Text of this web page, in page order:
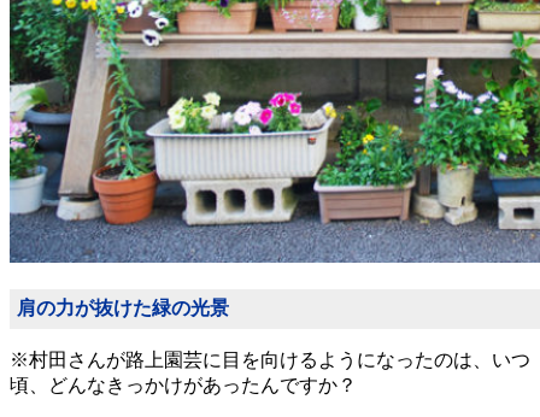
肩の力が抜けた緑の光景
※村田さんが路上園芸に目を向けるようになったのは、いつ
頃、どんなきっかけがあったんですか？